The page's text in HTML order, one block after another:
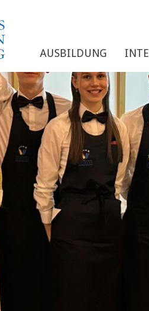
AUSBILDUNG